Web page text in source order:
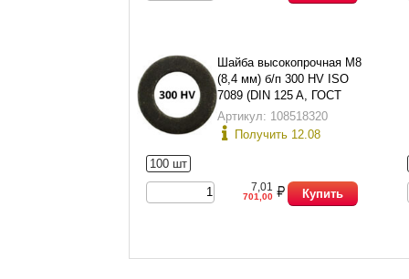
Шайба высокопрочная М8
(8,4 мм) б/п 300 HV ISO
7089 (DIN 125 A, ГОСТ
11371-78 исп.1)
Артикул: 108518320
Получить 12.08
100 шт
7,01
701,00 Купить